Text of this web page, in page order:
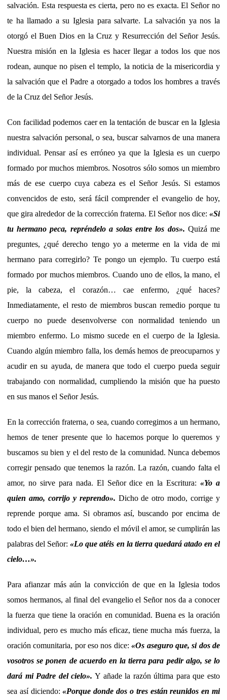
salvación. Esta respuesta es cierta, pero no es exacta. El Señor no
te ha llamado a su Iglesia para salvarte. La salvación ya nos la
otorgó el Buen Dios en la Cruz y Resurrección del Señor Jesús.
Nuestra misión en la Iglesia es hacer llegar a todos los que nos
rodean, aunque no pisen el templo, la noticia de la misericordia y
la salvación que el Padre a otorgado a todos los hombres a través
de la Cruz del Señor Jesús.
Con facilidad podemos caer en la tentación de buscar en la Iglesia
nuestra salvación personal, o sea, buscar salvarnos de una manera
individual. Pensar así es erróneo ya que la Iglesia es un cuerpo
formado por muchos miembros. Nosotros sólo somos un miembro
más de ese cuerpo cuya cabeza es el Señor Jesús. Si estamos
convencidos de esto, será fácil comprender el evangelio de hoy,
que gira alrededor de la corrección fraterna. El Señor nos dice: «Si
tu hermano peca, repréndelo a solas entre los dos». Quizá me
preguntes, ¿qué derecho tengo yo a meterme en la vida de mi
hermano para corregirlo? Te pongo un ejemplo. Tu cuerpo está
formado por muchos miembros. Cuando uno de ellos, la mano, el
pie, la cabeza, el corazón… cae enfermo, ¿qué haces?
Inmediatamente, el resto de miembros buscan remedio porque tu
cuerpo no puede desenvolverse con normalidad teniendo un
miembro enfermo. Lo mismo sucede en el cuerpo de la Iglesia.
Cuando algún miembro falla, los demás hemos de preocuparnos y
acudir en su ayuda, de manera que todo el cuerpo pueda seguir
trabajando con normalidad, cumpliendo la misión que ha puesto
en sus manos el Señor Jesús.
En la corrección fraterna, o sea, cuando corregimos a un hermano,
hemos de tener presente que lo hacemos porque lo queremos y
buscamos su bien y el del resto de la comunidad. Nunca debemos
corregir pensado que tenemos la razón. La razón, cuando falta el
amor, no sirve para nada. El Señor dice en la Escritura:«Yo a
quien amo, corrijo y reprendo». Dicho de otro modo, corrige y
reprende porque ama. Si obramos así, buscando por encima de
todo el bien del hermano, siendo el móvil el amor, se cumplirán las
palabras del Señor:«Lo que atéis en la tierra quedará atado en el
cielo…».
Para afianzar más aún la convicción de que en la Iglesia todos
somos hermanos, al final del evangelio el Señor nos da a conocer
la fuerza que tiene la oración en comunidad. Buena es la oración
individual, pero es mucho más eficaz, tiene mucha más fuerza, la
oración comunitaria, por eso nos dice:«Os aseguro que, si dos de
vosotros se ponen de acuerdo en la tierra para pedir algo, se lo
dará mi Padre del cielo». Y añade la razón última para que esto
sea así diciendo:«Porque donde dos o tres están reunidos en mi